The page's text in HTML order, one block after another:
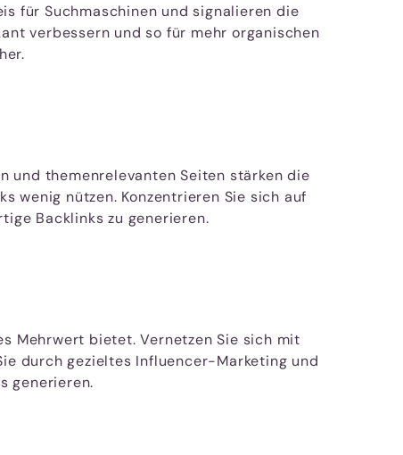
für Suchmaschinen und signalieren die
verbessern und so für mehr organischen
und themenrelevanten Seiten stärken die
wenig nützen. Konzentrieren Sie sich auf
Backlinks zu generieren.
Mehrwert bietet. Vernetzen Sie sich mit
durch gezieltes Influencer-Marketing und
generieren.